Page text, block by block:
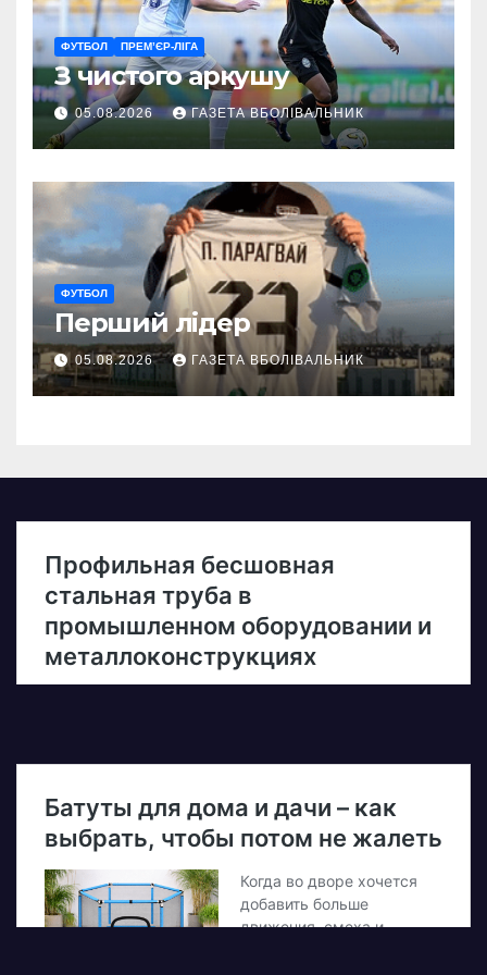
ФУТБОЛ ПРЕМ’ЄР-ЛІГА
З чистого аркушу
05.08.2026 ГАЗЕТА ВБОЛІВАЛЬНИК
ФУТБОЛ
Перший лідер
05.08.2026 ГАЗЕТА ВБОЛІВАЛЬНИК